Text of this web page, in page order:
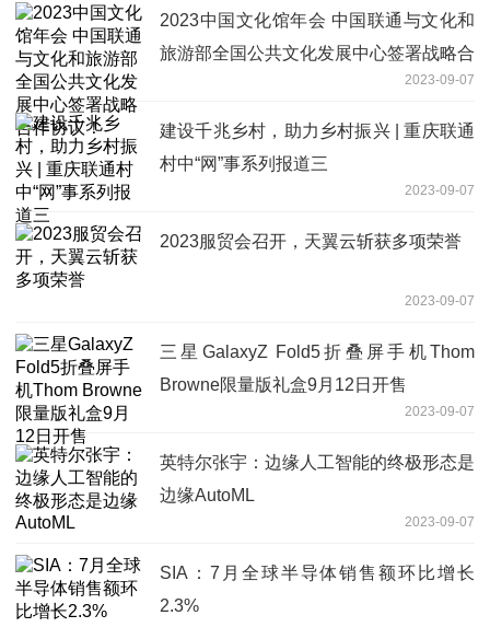
2023中国文化馆年会 中国联通与文化和
旅游部全国公共文化发展中心签署战略合
2023-09-07
建设千兆乡村，助力乡村振兴 | 重庆联通
村中“网”事系列报道三
2023-09-07
2023服贸会召开，天翼云斩获多项荣誉
2023-09-07
三星GalaxyZ Fold5折叠屏手机Thom
Browne限量版礼盒9月12日开售
2023-09-07
英特尔张宇：边缘人工智能的终极形态是
边缘AutoML
2023-09-07
SIA：7月全球半导体销售额环比增长
2.3%